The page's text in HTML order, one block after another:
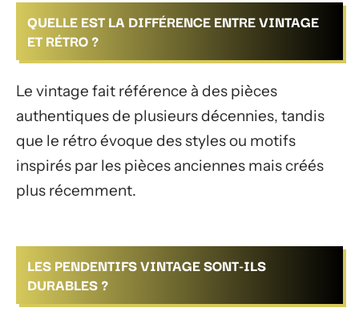
QUELLE EST LA DIFFÉRENCE ENTRE VINTAGE
ET RÉTRO ?
Le vintage fait référence à des pièces
authentiques de plusieurs décennies, tandis
que le rétro évoque des styles ou motifs
inspirés par les pièces anciennes mais créés
plus récemment.
LES PENDENTIFS VINTAGE SONT-ILS
DURABLES ?